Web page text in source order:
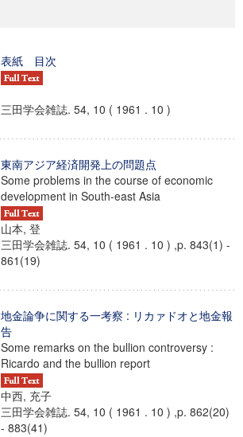
表紙 目次
三田学会雑誌. 54, 10 ( 1961 . 10 )
東南アジア経済開発上の問題点
Some problems in the course of economic
development in South-east Asia
山本, 登
三田学会雑誌. 54, 10 ( 1961 . 10 ) ,p. 843(1) -
861(19)
地金論争に関する一考察 : リカァドオと地金報
告
Some remarks on the bullion controversy :
Ricardo and the bullion report
中西, 充子
三田学会雑誌. 54, 10 ( 1961 . 10 ) ,p. 862(20)
- 883(41)